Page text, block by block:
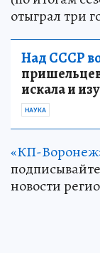
отыграл три
Над СССР
искала и
НАУКА
«КП-
новости